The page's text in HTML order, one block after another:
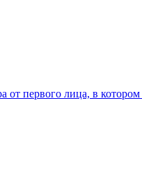
от первого лица, в